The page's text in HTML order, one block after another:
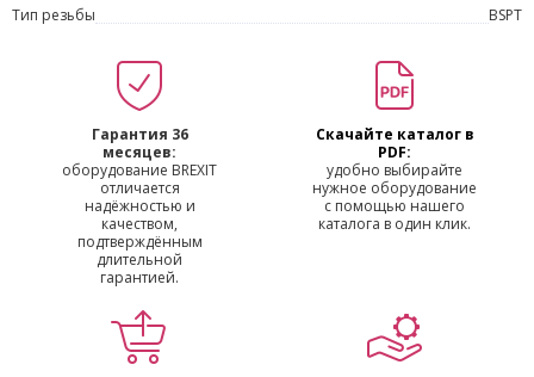
Тип резьбы
BSPT
Гарантия 36
месяцев:
оборудование BREXIT
отличается
надёжностью и
качеством,
подтверждённым
длительной
гарантией.
Скачайте каталог в
PDF:
удобно выбирайте
нужное оборудование
с помощью нашего
каталога в один клик.